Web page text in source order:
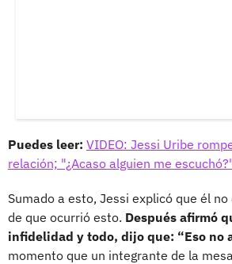
Puedes leer: VIDEO: Jessi Uribe
relación; "¿Acaso alguien me
Sumado a esto, Jessi explicó que él
de que ocurrió esto. Después afirmó
infidelidad y todo, dijo que: “Eso no
momento que un integrante de la